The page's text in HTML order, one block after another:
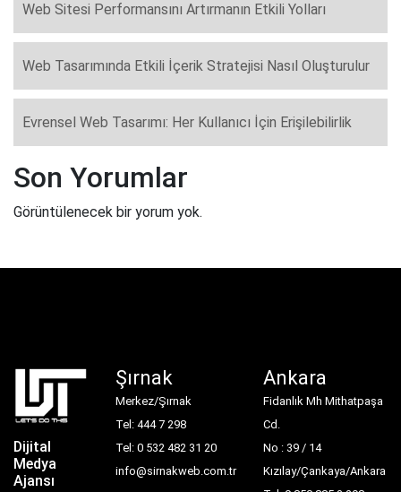
Web Sitesi Performansını Artırmanın Etkili Yolları
Web Tasarımında Etkili İçerik Stratejisi Nasıl Oluşturulur
Evrensel Web Tasarımı: Her Kullanıcı İçin Erişilebilirlik
Son Yorumlar
Görüntülenecek bir yorum yok.
Dijital
Medya
Ajansı
Şırnak
Merkez/Şırnak
Tel: 444 7 298
Tel: 0 532 482 31 20
info@sirnakweb.com.tr
Ankara
Fidanlık Mh Mithatpaşa
Cd.
No : 39 / 14
Kızılay/Çankaya/Ankara